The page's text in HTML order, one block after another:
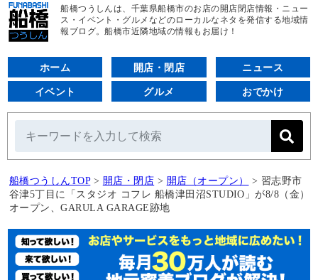
船橋つうしんは、千葉県船橋市のお店の開店閉店情報・ニュー
ス・イベント・グルメなどのローカルなネタを発信する地域情
報ブログ。船橋市近隣地域の情報もお届け！
ホーム 開店・閉店 ニュース
イベント グルメ おでかけ
船橋つうしんTOP > 開店・閉店 > 開店（オープン） > 習志野市
谷津5丁目に「スタジオ コフレ 船橋津田沼STUDIO」が8/8（金）
オープン、GARULA GARAGE跡地